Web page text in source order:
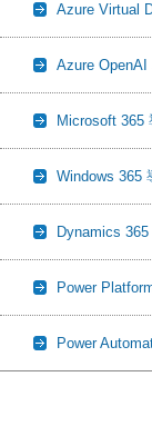
Azure Virtual
Azure
Microsoft 365
Windows 365
Dynamics
Power
Power